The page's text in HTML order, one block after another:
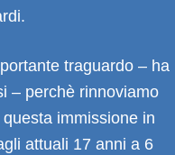
.
traguardo – ha
– perchè rinnoviamo
immissione in
attuali 17 anni a 6